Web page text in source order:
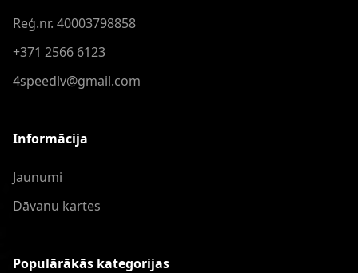
Reģ.nr. 40003798858
+371 2566 6123
4speedlv@gmail.com
Informācija
Jaunumi
Dāvanu kartes
Populārākās kategorijas